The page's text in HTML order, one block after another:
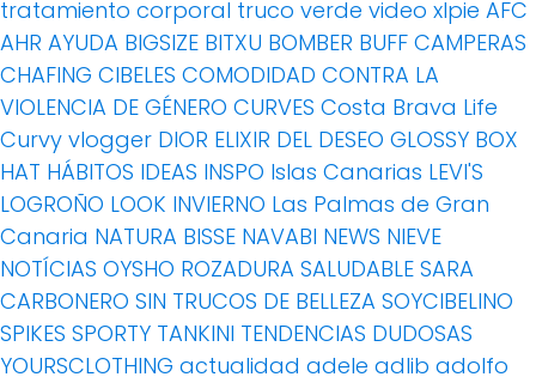
tratamiento corporal truco verde video xlpie AFC
AHR AYUDA BIGSIZE BITXU BOMBER BUFF CAMPERAS
CHAFING CIBELES COMODIDAD CONTRA LA
VIOLENCIA DE GÉNERO CURVES Costa Brava Life
Curvy vlogger DIOR ELIXIR DEL DESEO GLOSSY BOX
HAT HÁBITOS IDEAS INSPO Islas Canarias LEVI'S
LOGROÑO LOOK INVIERNO Las Palmas de Gran
Canaria NATURA BISSE NAVABI NEWS NIEVE
NOTÍCIAS OYSHO ROZADURA SALUDABLE SARA
CARBONERO SIN TRUCOS DE BELLEZA SOYCIBELINO
SPIKES SPORTY TANKINI TENDENCIAS DUDOSAS
YOURSCLOTHING actualidad adele adlib adolfo